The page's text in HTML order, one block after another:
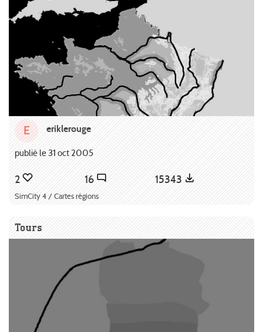
E eriklerouge
publié le 31 oct 2005
2 16 15343
SimCity 4 / Cartes régions
Tours